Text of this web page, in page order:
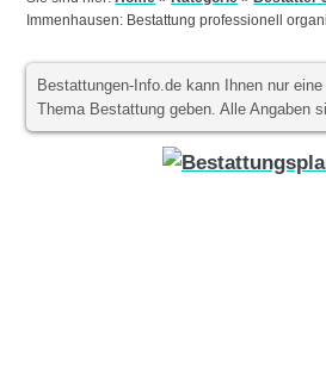
Immenhausen: Bestattung professionell
Bestattungen-Info.de kann Ihnen nur
Thema Bestattung geben. Alle Angaben